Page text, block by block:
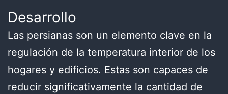
Desarrollo
Las persianas son un elemento clave en la
regulación de la temperatura interior de los
hogares y edificios. Estas son capaces de
reducir significativamente la cantidad de